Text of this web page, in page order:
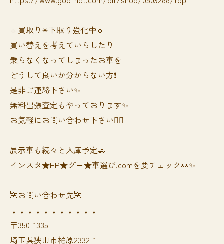
🔹買取り✴︎下取り強化中🔹
買い替えを考えていらしたり
乗らなくなってしまったお車を
どうして良いか分からない方❗️
是非ご連絡下さい✨
無料出張査定もやっております✨
お気軽にお問い合わせ下さい🙆‍♀️
展示車も続々と入庫予定🚗
インスタ★HP★グー★車選び.comを要チェック👀✨
🌺お問い合わせ先🌺
↓↓↓↓↓↓↓↓↓↓↓
〒350-1335
埼玉県狭山市柏原2332-1